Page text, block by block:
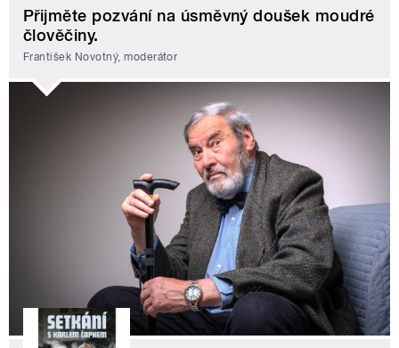
Přijměte pozvání na úsměvný doušek moudré
člověčiny.
František Novotný, moderátor